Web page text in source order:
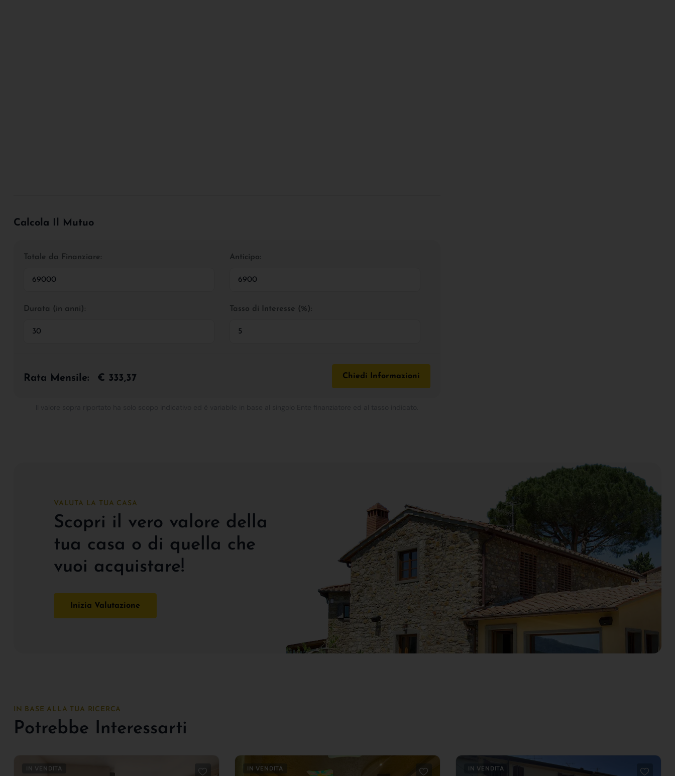
Calcola Il Mutuo
Totale da Finanziare: Anticipo:
Durata (in anni): Tasso di Interesse (%):
Rata Mensile: € 333,37 Chiedi Informazioni
VALUTA LA TUA CASA
Scopri il vero valore della
tua casa o di quella che
vuoi acquistare!
Inizia Valutazione
IN BASE ALLA TUA RICERCA
Potrebbe Interessarti
IN VENDITA IN VENDITA IN VENDITA